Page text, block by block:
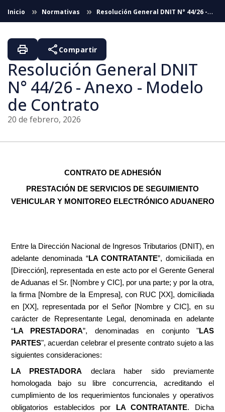
Saltar al contenido principal
Inicio Normativas
Resolución General DNIT N° 44/26 -
Modelo de Contrato
Resolución General DNIT
N° 44/26 - Anexo - Modelo
de Contrato
20 de febrero, 2026
print share Compartir
CONTRATO DE ADHESIÓN
PRESTACIÓN DE SERVICIOS DE SEGUIMIENTO
VEHICULAR Y MONITOREO ELECTRÓNICO ADUANERO
Entre la Dirección Nacional de Ingresos Tributarios (DNIT), en
adelante denominada “LA CONTRATANTE”, domiciliada en
[Dirección], representada en este acto por el Gerente General
de Aduanas el Sr. [Nombre y CIC], por una parte; y por la otra,
la firma [Nombre de la Empresa], con RUC [XX], domiciliada
en [XX], representada por el Señor [Nombre y CIC], en su
carácter de Representante Legal, denominada en adelante
“LA PRESTADORA”, denominadas en conjunto "LAS
PARTES", acuerdan celebrar el presente contrato sujeto a las
siguientes consideraciones:
LA PRESTADORA declara haber sido previamente
homologada bajo su libre concurrencia, acreditando el
cumplimiento de los requerimientos funcionales y operativos
obligatorios establecidos por
LA CONTRATANTE. Dicha